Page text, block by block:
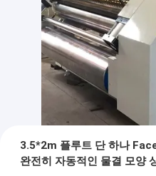
3.5*2m 플루트 단 하나
완전히 자동적인 물결 모양